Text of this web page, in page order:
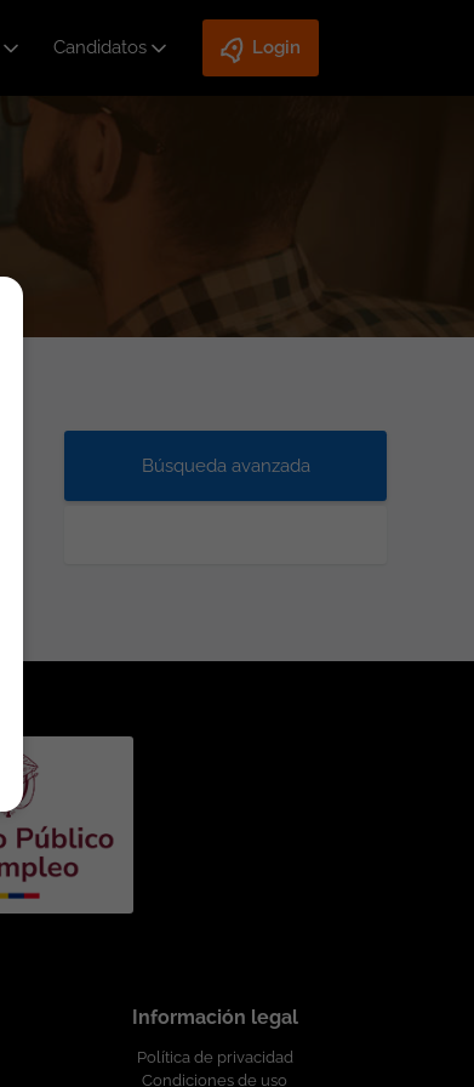
Candidatos Login
Búsqueda avanzada
Información legal
Política de privacidad
Condiciones de uso